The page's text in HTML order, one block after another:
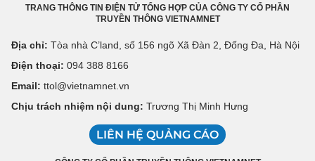
TRANG THÔNG TIN ĐIỆN TỬ TỔNG HỢP CỦA CÔNG TY CỔ PHẦN
TRUYỀN THÔNG VIETNAMNET
Địa chỉ: Tòa nhà C’land, số 156 ngõ Xã Đàn 2, Đống Đa, Hà Nội
Điện thoại: 094 388 8166
Email: ttol@vietnamnet.vn
Chịu trách nhiệm nội dung: Trương Thị Minh Hưng
LIÊN HỆ QUẢNG CÁO